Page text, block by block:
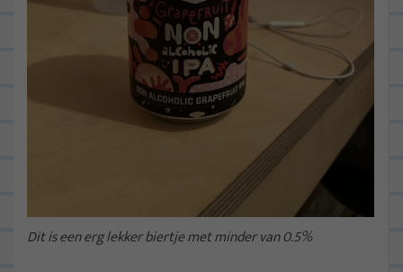
Dit is een erg lekker biertje met minder van 0.5%